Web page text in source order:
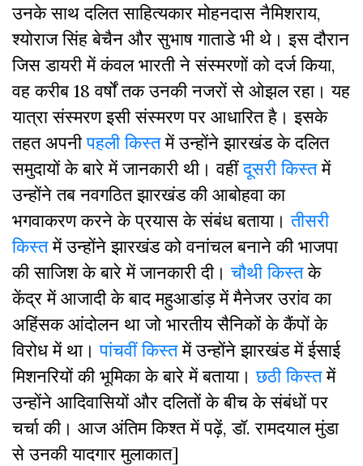
उनके साथ दलित साहित्यकार मोहनदास नैमिशराय,
श्योराज सिंह बेचैन और सुभाष गाताडे भी थे। इस दौरान
जिस डायरी में कंवल भारती ने संस्मरणों को दर्ज किया,
वह करीब 18 वर्षों तक उनकी नजरों से ओझल रहा। यह
यात्रा संस्मरण इसी संस्मरण पर आधारित है। इसके
तहत अपनीपहली किस्तमें उन्होंने झारखंड के दलित
समुदायों के बारे में जानकारी थी। वहींदूसरी किस्तमें
उन्होंने तब नवगठित झारखंड की आबोहवा का
भगवाकरण करने के प्रयास के संबंध बताया।तीसरी
किस्तमें उन्होंने झारखंड को वनांचल बनाने की भाजपा
की साजिश के बारे में जानकारी दी।चौथी किस्तके
केंद्र में आजादी के बाद महुआडांड़ में मैनेजर उरांव का
अहिंसक आंदोलन था जो भारतीय सैनिकों के कैंपों के
विरोध में था।पांचवीं किस्तमें उन्होंने झारखंड में ईसाई
मिशनरियों की भूमिका के बारे में बताया।छठी किस्तमें
उन्होंने आदिवासियों और दलितों के बीच के संबंधों पर
चर्चा की। आज अंतिम किश्त में पढ़ें, डॉ. रामदयाल मुंडा
से उनकी यादगार मुलाकात]